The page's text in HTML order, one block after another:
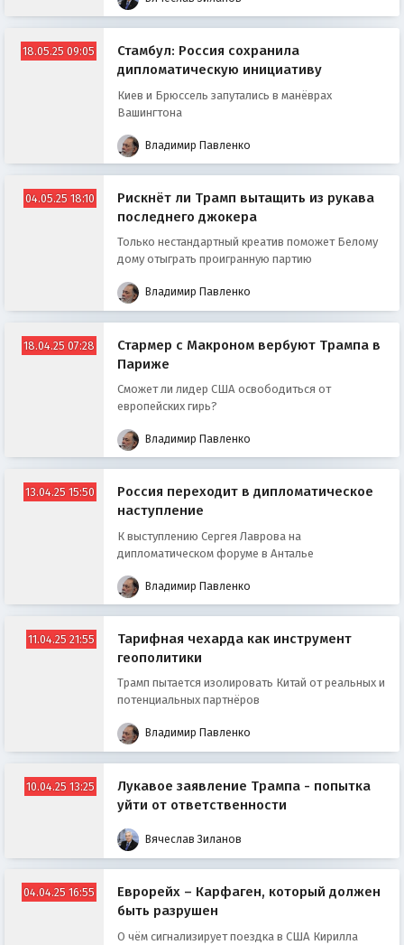
18.05.25 09:05
Стамбул: Россия сохранила
дипломатическую инициативу
Киев и Брюссель запутались в манёврах
Вашингтона
Владимир Павленко
04.05.25 18:10
Рискнёт ли Трамп вытащить из рукава
последнего джокера
Только нестандартный креатив поможет Белому
дому отыграть проигранную партию
Владимир Павленко
18.04.25 07:28
Стармер с Макроном вербуют Трампа в
Париже
Сможет ли лидер США освободиться от
европейских гирь?
Владимир Павленко
13.04.25 15:50
Россия переходит в дипломатическое
наступление
К выступлению Сергея Лаврова на
дипломатическом форуме в Анталье
Владимир Павленко
11.04.25 21:55
Тарифная чехарда как инструмент
геополитики
Трамп пытается изолировать Китай от реальных и
потенциальных партнёров
Владимир Павленко
10.04.25 13:25
Лукавое заявление Трампа - попытка
уйти от ответственности
Вячеслав Зиланов
04.04.25 16:55
Еврорейх – Карфаген, который должен
быть разрушен
О чём сигнализирует поездка в США Кирилла